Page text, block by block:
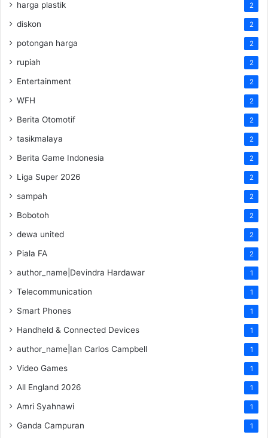
harga plastik 2
diskon 2
potongan harga 2
rupiah 2
Entertainment 2
WFH 2
Berita Otomotif 2
tasikmalaya 2
Berita Game Indonesia 2
Liga Super 2026 2
sampah 2
Bobotoh 2
dewa united 2
Piala FA 2
author_name|Devindra Hardawar 1
Telecommunication 1
Smart Phones 1
Handheld & Connected Devices 1
author_name|Ian Carlos Campbell 1
Video Games 1
All England 2026 1
Amri Syahnawi 1
Ganda Campuran 1